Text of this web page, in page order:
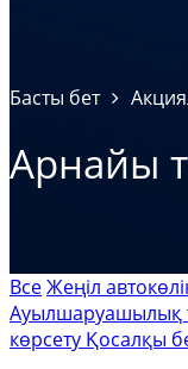
Басты бет
Арнайы
ВсеЖеңіл
Ауылшаруашылық
көрсету Қосалқы